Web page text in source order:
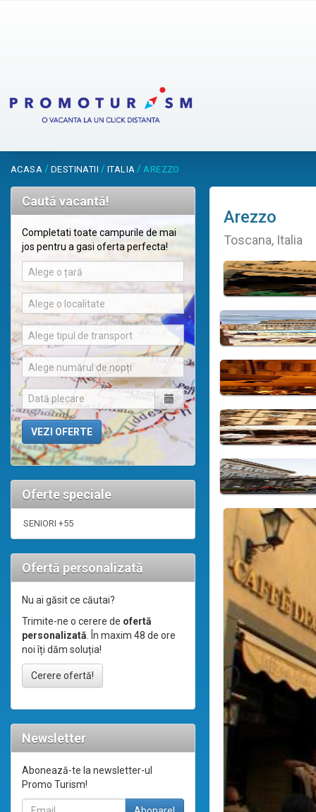
ACASA / DESTINATII / ITALIA /AREZZO
Caută vacantă!
Completati toate campurile de mai
jos pentru a gasi oferta perfecta!
Alege o țară
Alege o localitate
Alege tipul de transport
Alege numărul de nopți
Oferte speciale
SENIORI +55
Ofertă personalizată
Nu ai găsit ce căutai?
Trimite-ne o cerere de ofertă
personalizată. În maxim 48 de ore
noi îți dăm soluția!
Cerere ofertă!
Newsletter
Abonează-te la newsletter-ul
Promo Turism!
Arezzo
Toscana, Italia